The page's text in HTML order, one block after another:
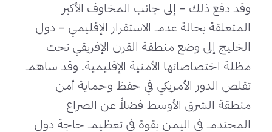
وقد دفع ذلك – إلى جانب المخاوف الأكبر
المتعلقة بحالة عدم الاستقرار الإقليمي – دول
الخليج إلى وضع منطقة القرن الإفريقي تحت
مظلة اختصاصاتها الأمنية الإقليمية. وقد ساهم
تقلص الدور الأمريكي في حفظ وحماية أمن
منطقة الشرق الأوسط فضلاً عن الصراع
المحتدم في اليمن بقوة في تعظيم حاجة دول